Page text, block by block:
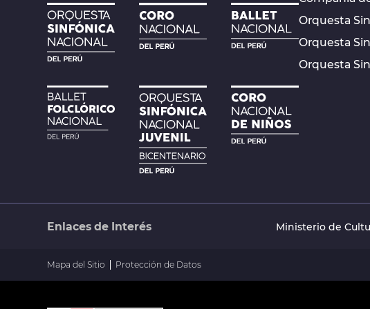
Orquesta
Orquesta
Orquesta
Enlaces de Interés Ministerio de
Mapa del Sitio Protección de Datos